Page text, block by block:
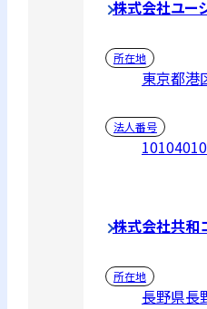
株式会社ユー
所在地
東京都港
法人番号
株式会社共和
所在地
長野県長